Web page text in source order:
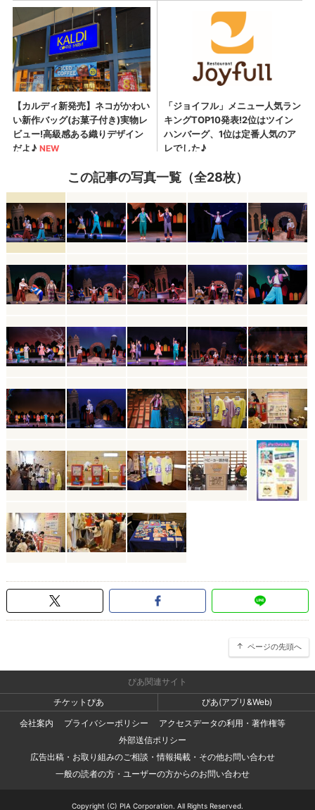
この記事の写真一覧（全28枚）
ページの先頭へ
ぴあ関連サイト
チケットぴあ
ぴあ(アプリ&Web)
会社案内
プライバシーポリシー
アクセスデータの利用・著作権等
外部送信ポリシー
広告出稿・お取り組みのご相談・情報掲載・その他お問い合わせ
一般の読者の方・ユーザーの方からのお問い合わせ
Copyright (C) PIA Corporation. All Rights Reserved.